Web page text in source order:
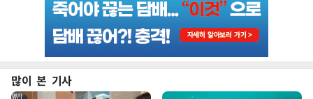
많이 본 기사